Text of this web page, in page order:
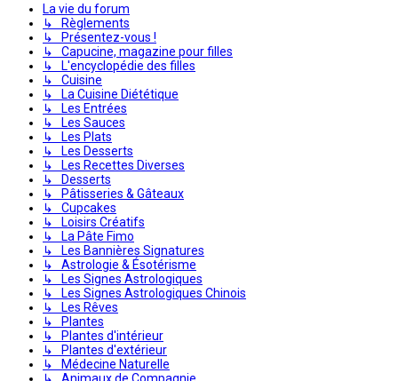
La vie du forum
↳ Règlements
↳ Présentez-vous !
↳ Capucine, magazine pour filles
↳ L'encyclopédie des filles
↳ Cuisine
↳ La Cuisine Diététique
↳ Les Entrées
↳ Les Sauces
↳ Les Plats
↳ Les Desserts
↳ Les Recettes Diverses
↳ Desserts
↳ Pâtisseries & Gâteaux
↳ Cupcakes
↳ Loisirs Créatifs
↳ La Pâte Fimo
↳ Les Bannières Signatures
↳ Astrologie & Ésotérisme
↳ Les Signes Astrologiques
↳ Les Signes Astrologiques Chinois
↳ Les Rêves
↳ Plantes
↳ Plantes d'intérieur
↳ Plantes d'extérieur
↳ Médecine Naturelle
↳ Animaux de Compagnie